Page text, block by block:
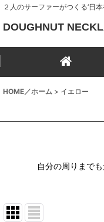
２人のサーファーがつくる‘日
DOUGHNUT
HOME／ホーム > イエロー
自分の周りまで